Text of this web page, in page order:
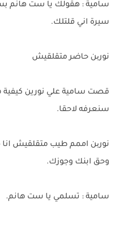
سامية : هقولك يا ست هانم بس
سيرة اني قلتلك.
نورین حاضر متقلقيش
قصت سامية علي نورين كيفية
سنعرفه لاحقا.
نورین اممم طيب متقلقيش
وحق ابنك وجوزك.
سامية : تسلمي يا ست هانم.